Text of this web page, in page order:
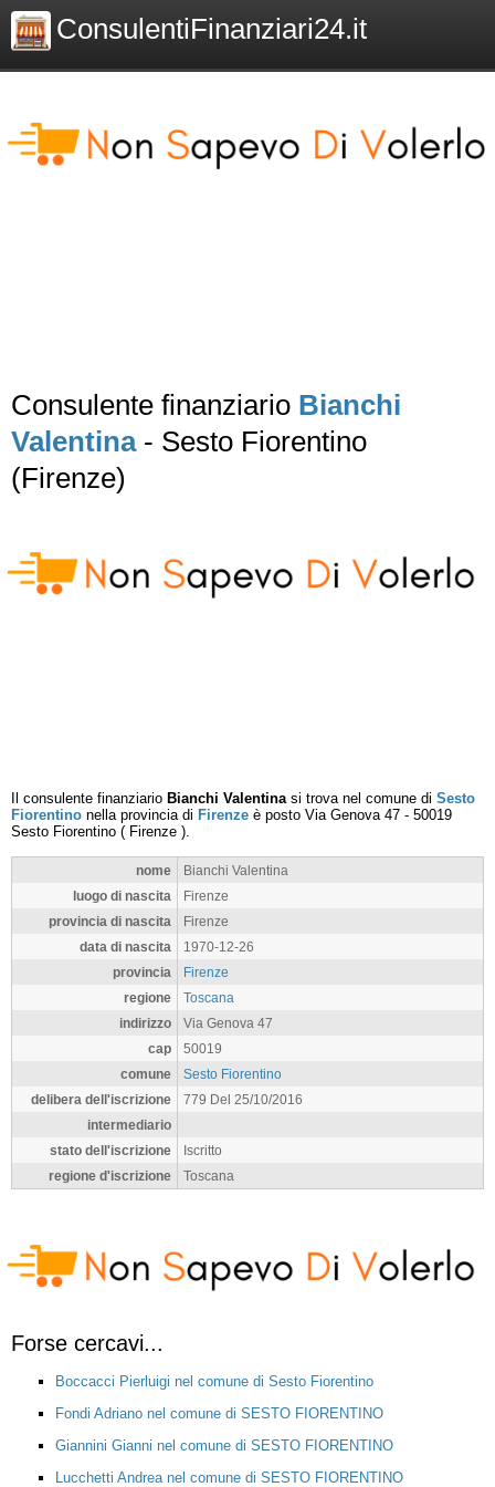
ConsulentiFinanziari24.it
Consulente finanziario Bianchi
Valentina- Sesto Fiorentino
(Firenze)
Il consulente finanziario Bianchi Valentinasi trova nel comune di Sesto
Fiorentino nella provincia di Firenze è posto Via Genova 47 - 50019
Sesto Fiorentino ( Firenze ).
nome
Bianchi Valentina
luogo di nascita
Firenze
provincia di nascita
Firenze
data di nascita
1970-12-26
provincia
Firenze
regione
Toscana
indirizzo
Via Genova 47
cap
50019
comune
Sesto Fiorentino
delibera dell'iscrizione
779 Del 25/10/2016
intermediario
stato dell'iscrizione
Iscritto
regione d'iscrizione
Toscana
Forse cercavi...
Boccacci Pierluigi nel comune di Sesto Fiorentino
Fondi Adriano nel comune di SESTO FIORENTINO
Giannini Gianni nel comune di SESTO FIORENTINO
Lucchetti Andrea nel comune di SESTO FIORENTINO